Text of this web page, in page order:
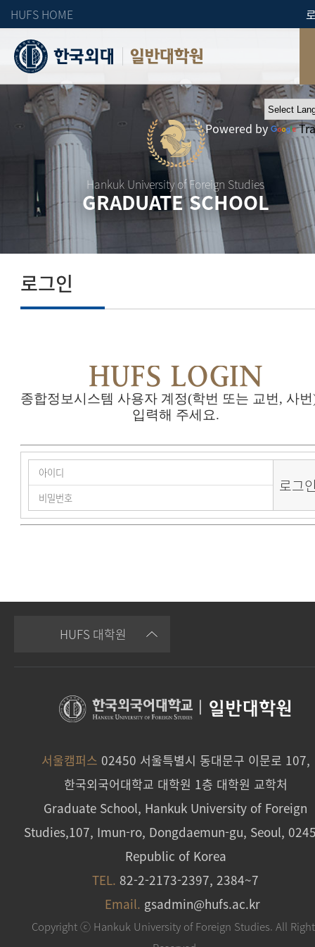
HUFS HOME
일반대학원
Hankuk University of Foreign Studies
GRADUATE SCHOOL
Powered by
로그인
HUFS LOGIN
종합정보시스템 사용자 계정(학번 또는 교번, 사
입력해 주세요.
HUFS 대학원
일반대학원
서울캠퍼스 02450 서울특별시 동대문구 이문로 107,
한국외국어대학교 대학원 1층 대학원 교학처
Graduate School, Hankuk University of Foreign
Studies,107, Imun-ro, Dongdaemun-gu, Seoul,
Republic of Korea
TEL. 82-2-2173-2397, 2384~7
Email. gsadmin@hufs.ac.kr
Copyright ⓒ Hankuk University of Foreign Studies. All